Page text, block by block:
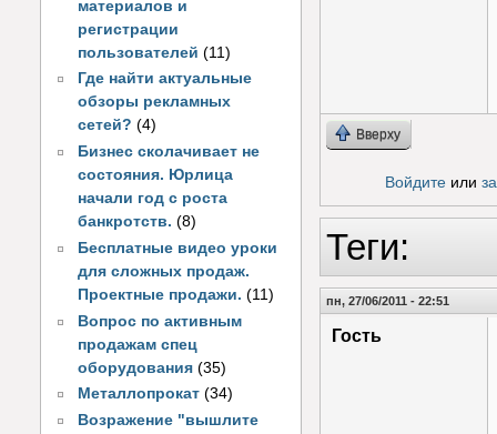
материалов и
регистрации
пользователей(11)
Где найти актуальные
обзоры рекламных
сетей? (4)
Бизнес сколачивает не
состояния. Юрлица
начали год с роста
банкротств. (8)
Бесплатные видео уроки
для сложных продаж.
Проектные продажи. (11)
Вопрос по активным
продажам спец
оборудования (35)
Металлопрокат (34)
Возражение "вышлите
Вверху
Войдитеили
Теги:
пн, 27/06/2011 - 22:51
Гость